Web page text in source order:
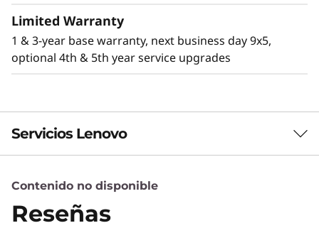
Eficiencia y rendimiento
Limited Warranty
1 & 3-year base warranty, next business day 9x5,
optional 4th & 5th year service upgrades
Servicios Lenovo
Servicios de Soluciones
Diseñe la mejor estrategia para su empresa.
Contenido no disponible
Reseñas